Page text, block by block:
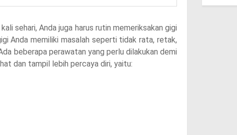
sehari, Anda juga harus rutin memeriksakan gigi
Anda memiliki masalah seperti tidak rata, retak,
beberapa perawatan yang perlu dilakukan demi
dan tampil lebih percaya diri, yaitu: